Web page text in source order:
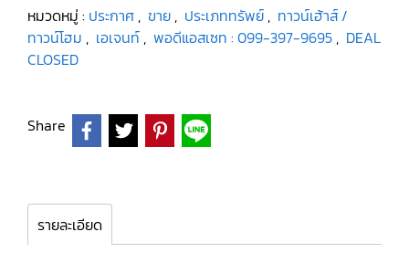
หมวดหมู่ : ประกาศ , ขาย , ประเภททรัพย์ , ทาวน์เฮ้าส์ /
ทาวน์โฮม , เอเจนท์ , พอดีแอสเซท : 099-397-9695 , DEAL
CLOSED
Share
รายละเอียด